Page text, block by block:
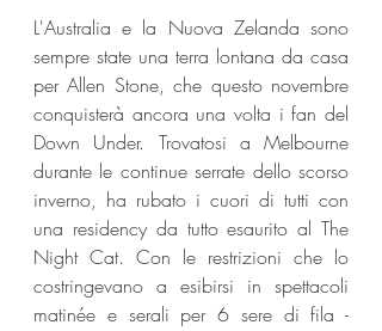
L'Australia e la Nuova Zelanda sono
sempre state una terra lontana da casa
per Allen Stone, che questo novembre
conquisterà ancora una volta i fan del
Down Under. Trovatosi a Melbourne
durante le continue serrate dello scorso
inverno, ha rubato i cuori di tutti con
una residency da tutto esaurito al The
Night Cat. Con le restrizioni che lo
costringevano a esibirsi in spettacoli
matinée e serali per 6 sere di fila -